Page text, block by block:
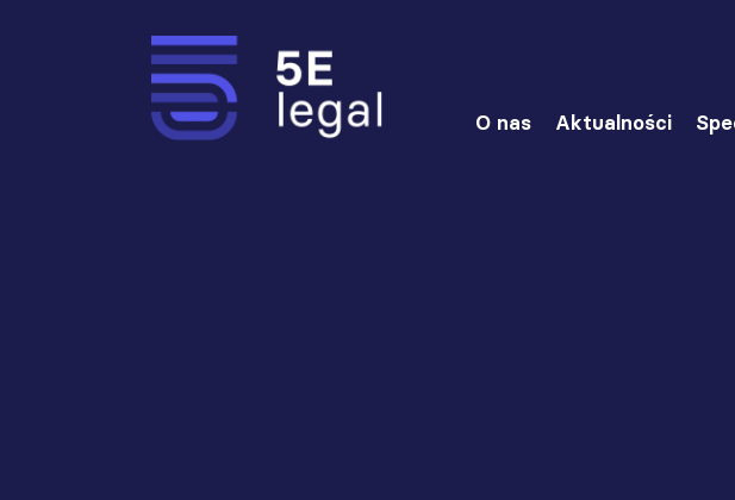
O nas Aktualności